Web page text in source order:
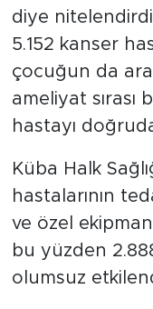
diye
5.152 kanser
çocuğun da
ameliyat sırası
hastayı
Küba Halk
hastalarının
ve özel
bu yüzden
olumsuz